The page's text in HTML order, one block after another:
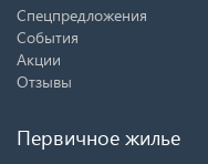
Спецпредложения
События
Акции
Отзывы
Первичное жилье